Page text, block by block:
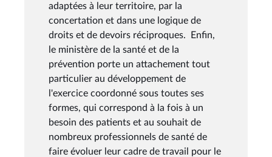
adaptées à leur territoire, par la
concertation et dans une logique de
droits et de devoirs réciproques. Enfin,
le ministère de la santé et de la
prévention porte un attachement tout
particulier au développement de
l'exercice coordonné sous toutes ses
formes, qui correspond à la fois à un
besoin des patients et au souhait de
nombreux professionnels de santé de
faire évoluer leur cadre de travail pour le